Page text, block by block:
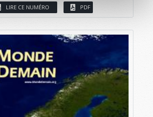
LIRE CE NUMÉRO PDF